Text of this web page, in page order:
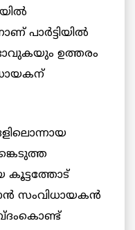
പാര്‍ട്ടിയില്‍
ഉത്തരം
സംവിധായകന്‍